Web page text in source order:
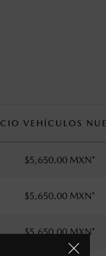
VEHÍCULOS
$5,650.00 MXN*
$5,650.00 MXN*
$5,650.00 MXN*